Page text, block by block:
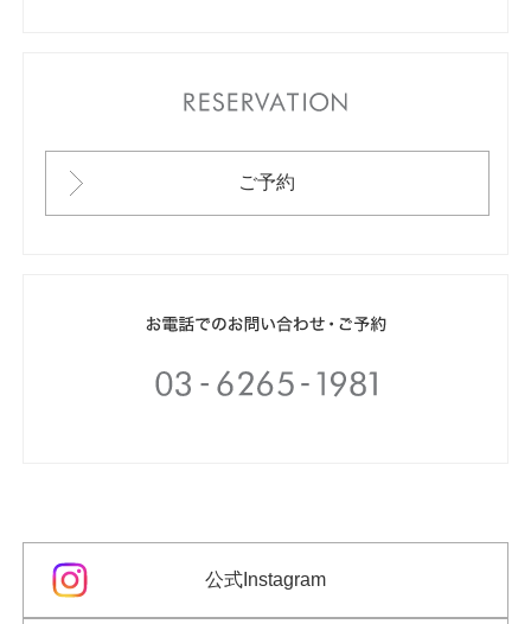
ご予約
公式Instagram